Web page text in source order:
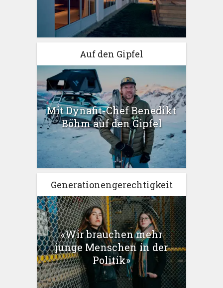
Auf den Gipfel
Mit Dynafit-Chef Benedikt
Böhm auf den Gipfel
Generationengerechtigkeit
«Wir brauchen mehr
junge Menschen in der
Politik»